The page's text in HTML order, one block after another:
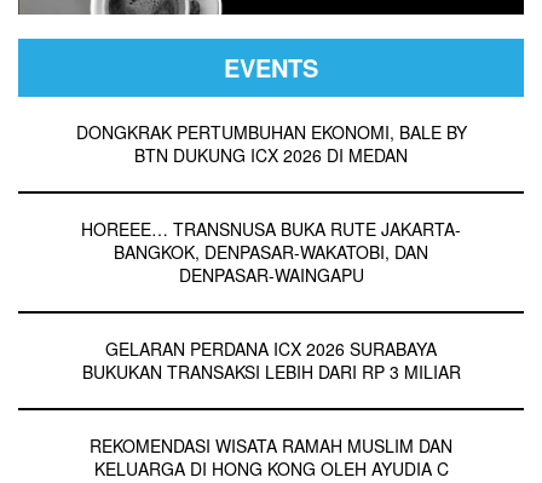
EVENTS
DONGKRAK PERTUMBUHAN EKONOMI, BALE BY
BTN DUKUNG ICX 2026 DI MEDAN
HOREEE… TRANSNUSA BUKA RUTE JAKARTA-
BANGKOK, DENPASAR-WAKATOBI, DAN
DENPASAR-WAINGAPU
GELARAN PERDANA ICX 2026 SURABAYA
BUKUKAN TRANSAKSI LEBIH DARI RP 3 MILIAR
REKOMENDASI WISATA RAMAH MUSLIM DAN
KELUARGA DI HONG KONG OLEH AYUDIA C